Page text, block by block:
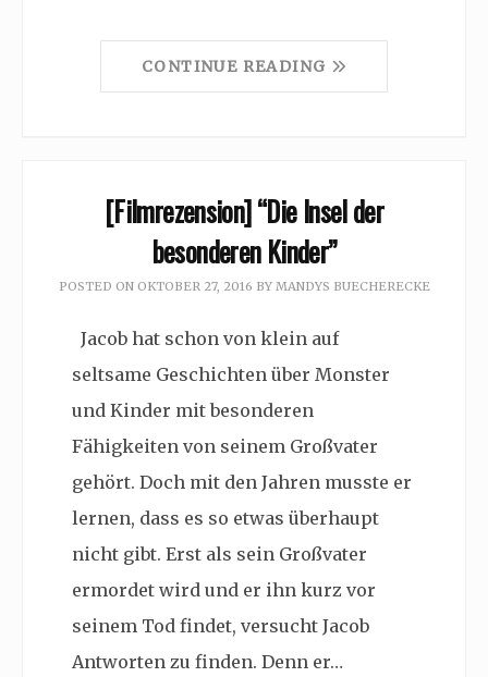
CONTINUE READING
[Filmrezension] “Die Insel der
besonderen Kinder”
POSTED ON OKTOBER 27, 2016 BY MANDYS BUECHERECKE
Jacob hat schon von klein auf
seltsame Geschichten über Monster
und Kinder mit besonderen
Fähigkeiten von seinem Großvater
gehört. Doch mit den Jahren musste er
lernen, dass es so etwas überhaupt
nicht gibt. Erst als sein Großvater
ermordet wird und er ihn kurz vor
seinem Tod findet, versucht Jacob
Antworten zu finden. Denn er…